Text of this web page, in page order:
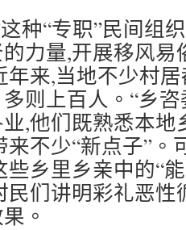
种“专职”民间组
力量,开展移风
来,当地不少村
则上百人。“乡
,他们既熟悉本
不少“新点子”。
乡里乡亲中的“
民们讲明彩礼恶性
。